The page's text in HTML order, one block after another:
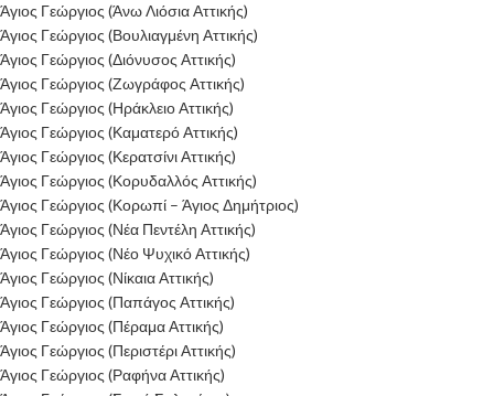
Άγιος Γεώργιος (Άνω Λιόσια Αττικής)
Άγιος Γεώργιος (Βουλιαγμένη Αττικής)
Άγιος Γεώργιος (Διόνυσος Αττικής)
Άγιος Γεώργιος (Ζωγράφος Αττικής)
Άγιος Γεώργιος (Ηράκλειο Αττικής)
Άγιος Γεώργιος (Καματερό Αττικής)
Άγιος Γεώργιος (Κερατσίνι Αττικής)
Άγιος Γεώργιος (Κορυδαλλός Αττικής)
Άγιος Γεώργιος (Κορωπί – Άγιος Δημήτριος)
Άγιος Γεώργιος (Νέα Πεντέλη Αττικής)
Άγιος Γεώργιος (Νέο Ψυχικό Αττικής)
Άγιος Γεώργιος (Νίκαια Αττικής)
Άγιος Γεώργιος (Παπάγος Αττικής)
Άγιος Γεώργιος (Πέραμα Αττικής)
Άγιος Γεώργιος (Περιστέρι Αττικής)
Άγιος Γεώργιος (Ραφήνα Αττικής)